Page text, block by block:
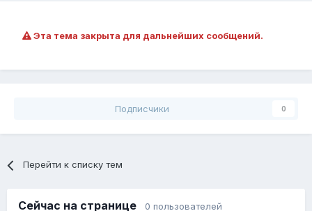
Эта тема закрыта для дальнейших сообщений.
Подписчики 0
Перейти к списку тем
Сейчас на странице 0 пользователей